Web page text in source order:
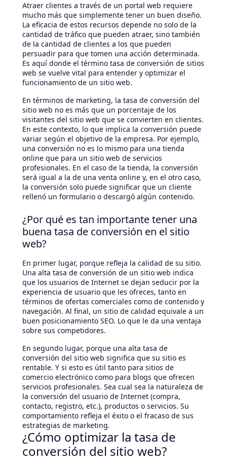
Atraer clientes a través de un portal web requiere
mucho más que simplemente tener un buen diseño.
La eficacia de estos recursos depende no solo de la
cantidad de tráfico que pueden atraer, sino también
de la cantidad de clientes a los que pueden
persuadir para que tomen una acción determinada.
Es aquí donde el término tasa de conversión de sitios
web se vuelve vital para entender y optimizar el
funcionamiento de un sitio web.
En términos de marketing, la tasa de conversión del
sitio web no es más que un porcentaje de los
visitantes del sitio web que se convierten en clientes.
En este contexto, lo que implica la conversión puede
variar según el objetivo de la empresa. Por ejemplo,
una conversión no es lo mismo para una tienda
online que para un sitio web de servicios
profesionales. En el caso de la tienda, la conversión
será igual a la de una venta online y, en el otro caso,
la conversión solo puede significar que un cliente
rellenó un formulario o descargó algún contenido.
¿Por qué es tan importante tener una
buena tasa de conversión en el sitio
web?
En primer lugar, porque refleja la calidad de su sitio.
Una alta tasa de conversión de un sitio web indica
que los usuarios de Internet se dejan seducir por la
experiencia de usuario que les ofreces, tanto en
términos de ofertas comerciales como de contenido y
navegación. Al final, un sitio de calidad equivale a un
buen posicionamiento SEO. Lo que le da una ventaja
sobre sus competidores.
En segundo lugar, porque una alta tasa de
conversión del sitio web significa que su sitio es
rentable. Y si esto es útil tanto para sitios de
comercio electrónico como para blogs que ofrecen
servicios profesionales. Sea cual sea la naturaleza de
la conversión del usuario de Internet (compra,
contacto, registro, etc.), productos o servicios. Su
comportamiento refleja el éxito o el fracaso de sus
estrategias de marketing.
¿Cómo optimizar la tasa de
conversión del sitio web?